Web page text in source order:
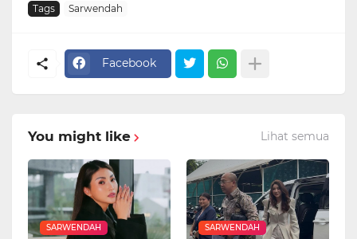
Tags Sarwendah
Facebook
You might like Lihat semua
SARWENDAH SARWENDAH